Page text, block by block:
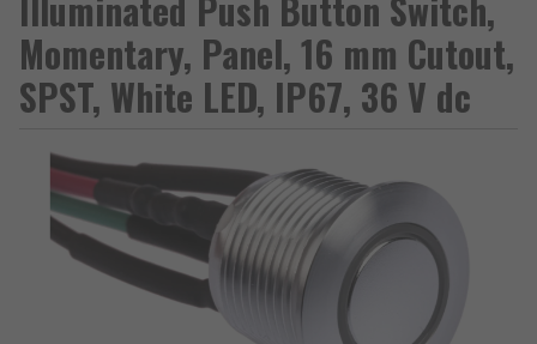
Momentary, Panel, 16 mm Cutout,
SPST, White LED, IP67, 36 V dc